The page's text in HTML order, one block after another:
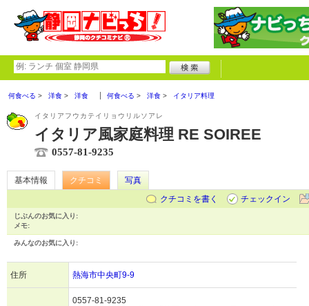
何食べる 洋食 洋食 何食べる 洋食 イタリア料理
イタリアフウカテイリョウリルソアレ
イタリア風家庭料理 RE SOIREE
0557-81-9235
基本情報 クチコミ
写真
クチコミを書く
チェックイン
じぶんのお気に入り:
メモ:
みんなのお気に入り:
住所 熱海市中央町9-9
0557-81-9235